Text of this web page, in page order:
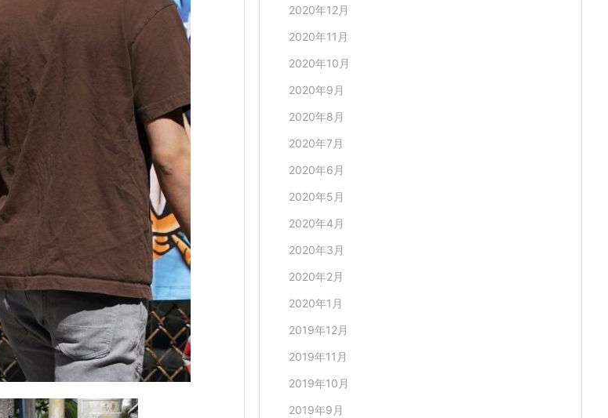
2020年12月
2020年11月
2020年10月
2020年9月
2020年8月
2020年7月
2020年6月
2020年5月
2020年4月
2020年3月
2020年2月
2020年1月
2019年12月
2019年11月
2019年10月
2019年9月